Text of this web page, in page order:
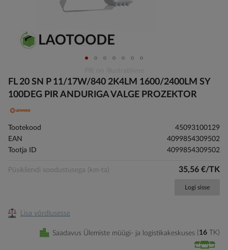
to
the
of
images
gallery
FL 20 SN P 11/17W/840 2K4LM 1600/2400LM SY
100DEG PIR ANDURIGA VALGE PROZEKTOR
Tootekood
45093100129
EAN
4099854309502
Tootja ID
4099854309502
Püsikliendi soodustusega (km-ta) 35,56 €/TK
Logi sisse
Lisa võrdlusesse
Saadavus Ülemiste müügi- ja logistikakeskuses 16 TK